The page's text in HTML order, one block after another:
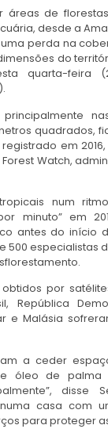
áreas de
desde a
uma perda na
do
quarta-feira
quadrados,
em
Watch,
num
minuto” em
antes do início
500 especialistas
por
República
e Malásia
a ceder
óleo de
disse
casa com
para proteger